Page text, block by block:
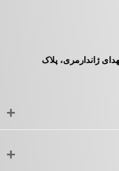
ژاندارمری، پلاک
+
+